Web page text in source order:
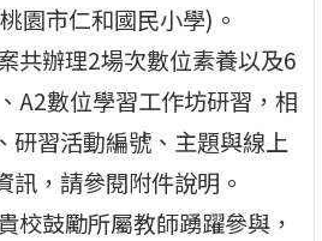
園市仁和國民小學)。
共辦理2場次數位素養以及6
A2數位學習工作坊研習，相
研習活動編號、主題與線上
訊，請參閱附件說明。
校鼓勵所屬教師踴躍參與，